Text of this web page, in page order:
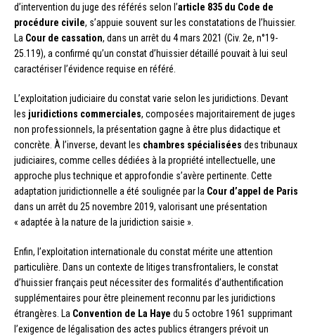
d’intervention du juge des référés selon l’article 835 du Code de
procédure civile, s’appuie souvent sur les constatations de l’huissier.
La Cour de cassation, dans un arrêt du 4 mars 2021 (Civ. 2e, n°19-
25.119), a confirmé qu’un constat d’huissier détaillé pouvait à lui seul
caractériser l’évidence requise en référé.
L’exploitation judiciaire du constat varie selon les juridictions. Devant
les juridictions commerciales, composées majoritairement de juges
non professionnels, la présentation gagne à être plus didactique et
concrète. À l’inverse, devant les chambres spécialisées des tribunaux
judiciaires, comme celles dédiées à la propriété intellectuelle, une
approche plus technique et approfondie s’avère pertinente. Cette
adaptation juridictionnelle a été soulignée par la Cour d’appel de Paris
dans un arrêt du 25 novembre 2019, valorisant une présentation
« adaptée à la nature de la juridiction saisie ».
Enfin, l’exploitation internationale du constat mérite une attention
particulière. Dans un contexte de litiges transfrontaliers, le constat
d’huissier français peut nécessiter des formalités d’authentification
supplémentaires pour être pleinement reconnu par les juridictions
étrangères. La Convention de La Haye du 5 octobre 1961 supprimant
l’exigence de légalisation des actes publics étrangers prévoit un